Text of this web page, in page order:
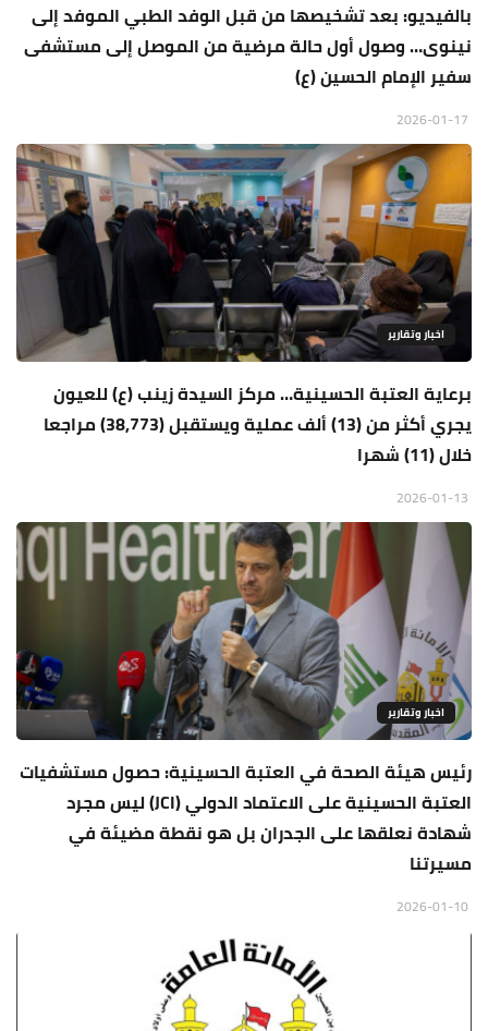
بالفيديو: بعد تشخيصها من قبل الوفد الطبي الموفد إلى
نينوى… وصول أول حالة مرضية من الموصل إلى مستشفى
سفير الإمام الحسين (ع)
اخبار وتقارير
برعاية العتبة الحسينية… مركز السيدة زينب (ع) للعيون
يجري أكثر من (13) ألف عملية ويستقبل (38,773) مراجعا
خلال (11) شهرا
اخبار وتقارير
رئيس هيئة الصحة في العتبة الحسينية: حصول مستشفيات
العتبة الحسينية على الاعتماد الدولي (JCI) ليس مجرد
شهادة نعلقها على الجدران بل هو نقطة مضيئة في
مسيرتنا